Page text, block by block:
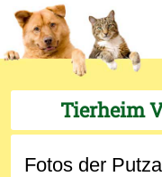
Tierheim
Fotos der